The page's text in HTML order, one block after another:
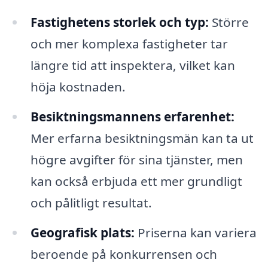
Fastighetens storlek och typ: Större
och mer komplexa fastigheter tar
längre tid att inspektera, vilket kan
höja kostnaden.
Besiktningsmannens erfarenhet:
Mer erfarna besiktningsmän kan ta ut
högre avgifter för sina tjänster, men
kan också erbjuda ett mer grundligt
och pålitligt resultat.
Geografisk plats: Priserna kan variera
beroende på konkurrensen och